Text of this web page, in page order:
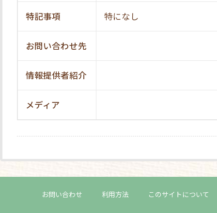
特記事項 特になし
お問い合わせ先
情報提供者紹介
メディア
お問い合わせ 利用方法 このサイトについて